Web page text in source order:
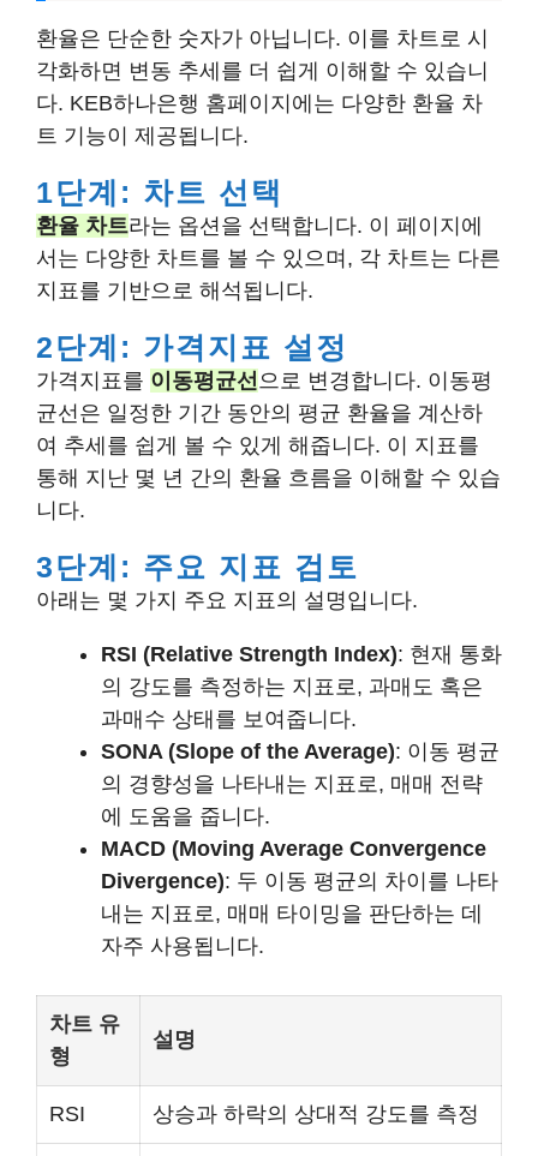
환율은 단순한 숫자가 아닙니다. 이를 차트로 시
각화하면 변동 추세를 더 쉽게 이해할 수 있습니
다. KEB하나은행 홈페이지에는 다양한 환율 차
트 기능이 제공됩니다.
1단계: 차트 선택
환율 차트라는 옵션을 선택합니다. 이 페이지에
서는 다양한 차트를 볼 수 있으며, 각 차트는 다른
지표를 기반으로 해석됩니다.
2단계: 가격지표 설정
가격지표를 이동평균선으로 변경합니다. 이동평
균선은 일정한 기간 동안의 평균 환율을 계산하
여 추세를 쉽게 볼 수 있게 해줍니다. 이 지표를
통해 지난 몇 년 간의 환율 흐름을 이해할 수 있습
니다.
3단계: 주요 지표 검토
아래는 몇 가지 주요 지표의 설명입니다.
RSI (Relative Strength Index): 현재 통화
의 강도를 측정하는 지표로, 과매도 혹은
과매수 상태를 보여줍니다.
SONA (Slope of the Average): 이동 평균
의 경향성을 나타내는 지표로, 매매 전략
에 도움을 줍니다.
MACD (Moving Average Convergence
Divergence): 두 이동 평균의 차이를 나타
내는 지표로, 매매 타이밍을 판단하는 데
자주 사용됩니다.
차트 유
형
설명
RSI 상승과 하락의 상대적 강도를 측정